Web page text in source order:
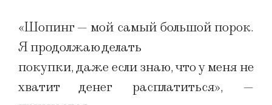
«Шопинг — мой самый большой порок.
Я продолжаю делать
покупки, даже если знаю, что у меня не
хватит денег расплатиться», —